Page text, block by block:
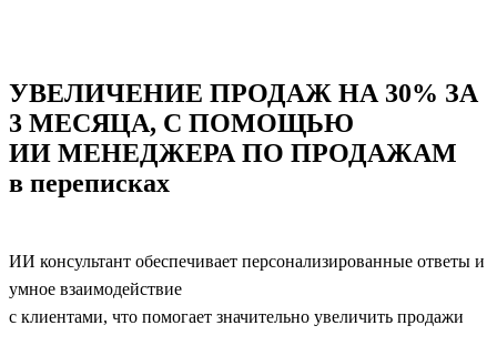
УВЕЛИЧЕНИЕ ПРОДАЖ НА 30% ЗА
3 МЕСЯЦА, С ПОМОЩЬЮ
ИИ МЕНЕДЖЕРА ПО ПРОДАЖАМ
в переписках
ИИ консультант обеспечивает персонализированные ответы и
умное взаимодействие
с клиентами, что помогает значительно увеличить продажи